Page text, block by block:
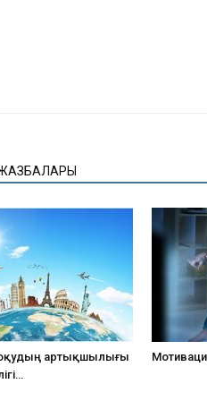
артықшылығы